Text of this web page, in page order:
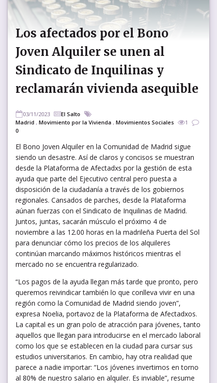
Los afectados por el Bono
Joven Alquiler se unen al
Sindicato de Inquilinas y
reclamarán vivienda asequible
03/11/2023
El Salto
Madrid , Movimiento por la Vivienda , Movimientos Sociales
1
0
El Bono Joven Alquiler en la Comunidad de Madrid sigue
siendo un desastre. Así de claros y concisos se muestran
desde la Plataforma de Afectadxs por la gestión de esta
ayuda que parte del Ejecutivo central pero puesta a
disposición de la ciudadanía a través de los gobiernos
regionales. Cansados de parches, desde la Plataforma
aúnan fuerzas con el Sindicato de Inquilinas de Madrid.
Juntos, juntas, sacarán músculo el próximo 4 de
noviembre a las 12.00 horas en la madrileña Puerta del Sol
para denunciar cómo los precios de los alquileres
continúan marcando máximos históricos mientras el
mercado no se encuentra regularizado.
“Los pagos de la ayuda llegan más tarde que pronto, pero
queremos reivindicar también lo que conlleva vivir en una
región como la Comunidad de Madrid siendo joven”,
expresa Noelia, portavoz de la Plataforma de Afectadxos.
La capital es un gran polo de atracción para jóvenes, tanto
aquellos que llegan para introducirse en el mercado laboral
como los que se establecen en la ciudad para cursar sus
estudios universitarios. En cambio, hay otra realidad que
parece a nadie importar: “Los jóvenes invertimos en torno
al 80% de nuestro salario en alquiler. Es inviable”, resume